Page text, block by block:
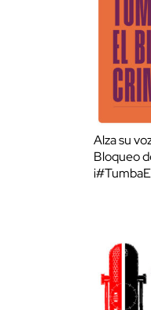
Alza su
Bloqueo